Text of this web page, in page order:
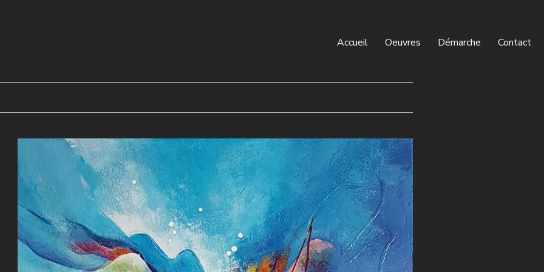
Accueil Oeuvres Démarche Contact